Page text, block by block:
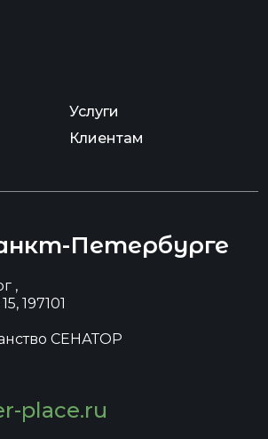
Услуги
Клиентам
Петербурге
,
197101
СЕНАТОР
place.ru